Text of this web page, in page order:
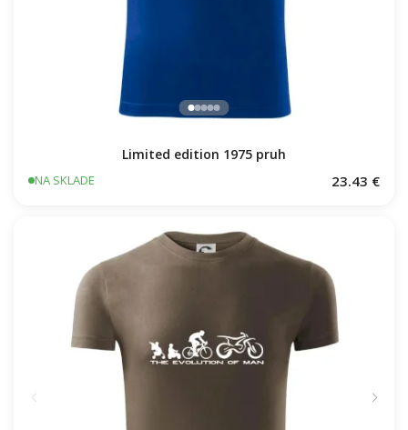
Limited edition 1975 pruh
NA SKLADE 23.43 €